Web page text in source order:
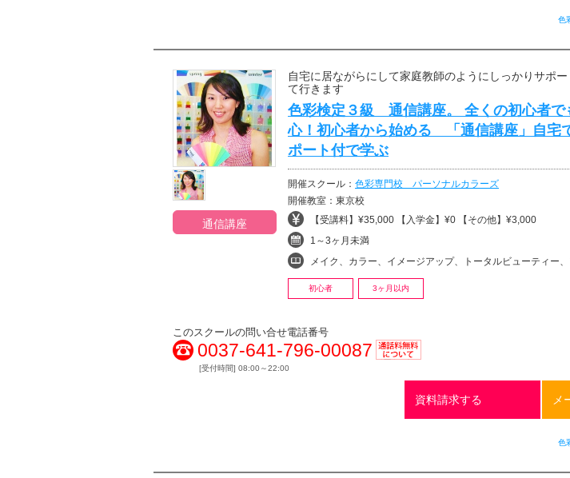
色
通信講座
自宅に居ながらにして家庭教師のようにしっかりサポー
て行きます
色彩検定３級 通信講座。 全くの初心者で
心！初心者から始める 「通信講座」自宅
ポート付で学ぶ
開催スクール： 色彩専門校 パーソナルカラーズ
開催教室：東京校
【受講料】¥35,000 【入学金】¥0 【その他】¥3,000
1～3ヶ月未満
メイク、カラー、イメージアップ、トータルビューティー、アンチエイジング、
初心者 3ヶ月以内
このスクールの問い合せ電話番号
0037-641-796-00087
無料
[受付時間] 08:00～22:00
資料請求する メ
色